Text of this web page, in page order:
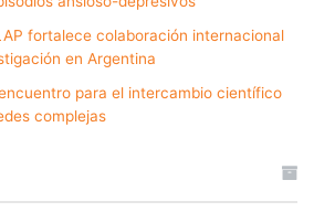
fortalece colaboración internacional
en Argentina
para el intercambio científico
complejas